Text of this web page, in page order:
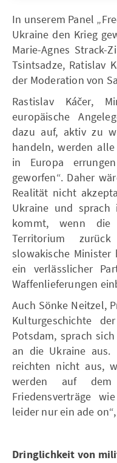
In unserem Panel
Ukraine den Krieg
Marie-Agnes Strack-
Tsintsadze, Ratislav
der Moderation von
Rastislav Káčer,
europäische
dazu auf, aktiv zu
handeln, werden
in Europa
geworfen“. Daher
Realität nicht
Ukraine und sprach
kommt, wenn
Territorium
slowakische Minister
ein verlässlicher
Waffenlieferungen
Auch Sönke Neitzel,
Kulturgeschichte
Potsdam, sprach
an die Ukraine aus.
reichten nicht aus,
werden auf dem
Friedensverträge
leider nur ein ade
Dringlichkeit von